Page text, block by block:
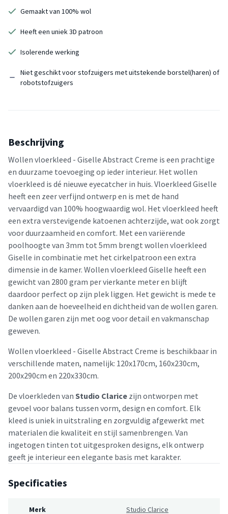
Gemaakt van 100% wol
Heeft een uniek 3D patroon
Isolerende werking
Niet geschikt voor stofzuigers met uitstekende borstel(haren) of
robotstofzuigers
Beschrijving
Wollen vloerkleed - Giselle Abstract Creme is een prachtige
en duurzame toevoeging op ieder interieur. Het wollen
vloerkleed is dé nieuwe eyecatcher in huis. Vloerkleed Giselle
heeft een zeer verfijnd ontwerp en is met de hand
vervaardigd van 100% hoogwaardig wol. Het vloerkleed heeft
een extra verstevigende katoenen achterzijde, wat ook zorgt
voor duurzaamheid en comfort. Met een variërende
poolhoogte van 3mm tot 5mm brengt wollen vloerkleed
Giselle in combinatie met het cirkelpatroon een extra
dimensie in de kamer. Wollen vloerkleed Giselle heeft een
gewicht van 2800 gram per vierkante meter en blijft
daardoor perfect op zijn plek liggen. Het gewicht is mede te
danken aan de hoeveelheid en dichtheid van de wollen garen.
De wollen garen zijn met oog voor detail en vakmanschap
geweven.
Wollen vloerkleed - Giselle Abstract Creme is beschikbaar in
verschillende maten, namelijk: 120x170cm, 160x230cm,
200x290cm en 220x330cm.
De vloerkleden van Studio Clarice zijn ontworpen met
gevoel voor balans tussen vorm, design en comfort. Elk
kleed is uniek in uitstraling en zorgvuldig afgewerkt met
materialen die kwaliteit en stijl samenbrengen. Van
ingetogen tinten tot uitgesproken designs, elk ontwerp
geeft je interieur een elegante basis met karakter.
Specificaties
Merk Studio Clarice